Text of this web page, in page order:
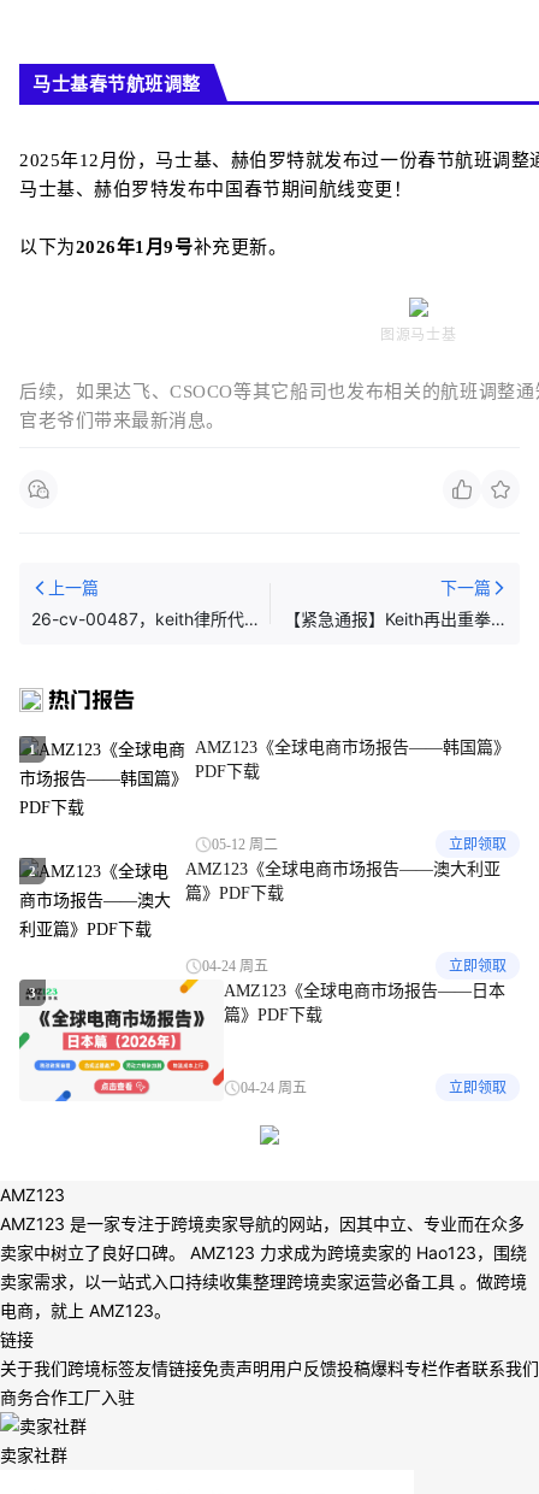
马士基春节航班调整
2025年12月份，马士基、赫伯罗特就发布过一份春节航班调整
马士基、赫伯罗特发布中国春节期间航线变更！
以下为2026年1月9号补充更新。
图源马士基
后续，如果达飞、CSOCO等其它船司也发布相关的航班调整
官老爷们带来最新消息。
上一篇
26-cv-00487，keith律所代
出！
下一篇
【紧急通报】Keith再出重拳！
热门报告
1
AMZ123《全球电商市场报告——韩国篇》
PDF下载
05-12 周二 立即领取
2
AMZ123《全球电商市场报告——澳大利亚
篇》PDF下载
04-24 周五 立即领取
3
AMZ123《全球电商市场报告——日本
篇》PDF下载
04-24 周五 立即领取
AMZ123
AMZ123 是一家专注于跨境卖家导航的网站，因其中立、专业而在众多
卖家中树立了良好口碑。 AMZ123 力求成为跨境卖家的 Hao123，围绕
卖家需求，以一站式入口持续收集整理跨境卖家运营必备工具 。做跨境
电商，就上 AMZ123。
链接
关于我们跨境标签友情链接免责声明用户反馈投稿爆料专栏作者联系我们
商务合作工厂入驻
卖家社群